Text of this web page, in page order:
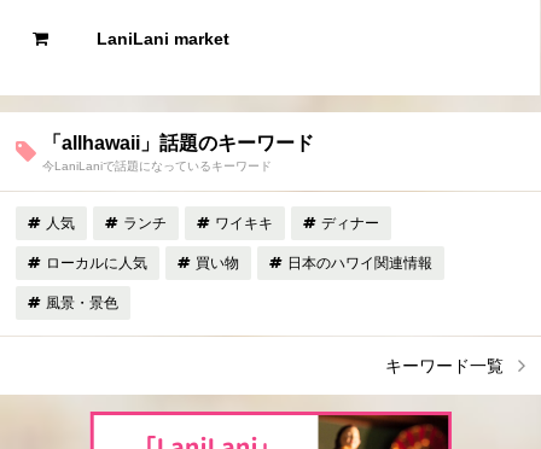
LaniLani market
「allhawaii」話題のキーワード
今LaniLaniで話題になっているキーワード
人気 ランチ ワイキキ ディナー
ローカルに人気 買い物 日本のハワイ関連情報
風景・景色
キーワード一覧